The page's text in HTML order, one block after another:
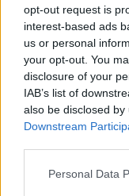
opt-out request is
interest-based ads
us or personal
your opt-out. You
disclosure of your
IAB’s list of
also be disclosed
Downstream
Please note that
Personal Data
Impostazioni
attenzione sana